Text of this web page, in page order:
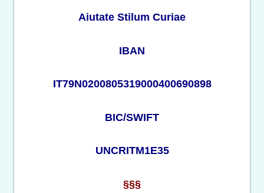
Aiutate Stilum Curiae
IBAN
IT79N0200805319000400690898
BIC/SWIFT
UNCRITM1E35
§§§